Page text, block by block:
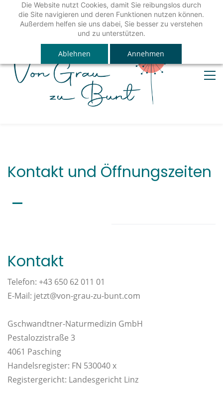
Die Website nutzt Cookies, damit Sie reibungslos durch
die Site navigieren und deren Funktionen nutzen können.
Außerdem helfen sie uns dabei, Sie besser zu verstehen
und zu unterstützen.
Ablehnen Annehmen
Kontakt und Öffnungszeiten
Kontakt
Telefon: +43 650 62 011 01
E-Mail: jetzt@von-grau-zu-bunt.com
Gschwandtner-Naturmedizin GmbH
Pestalozzistraße 3
4061 Pasching
Handelsregister: FN 530040 x
Registergericht: Landesgericht Linz